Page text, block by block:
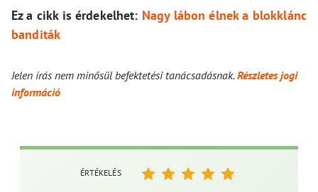
Ez a cikk is érdekelhet: Nagy lábon élnek a blokklánc
banditák
Jelen írás nem minősül befektetési tanácsadásnak.Részletes jogi
információ
ÉRTÉKELÉS